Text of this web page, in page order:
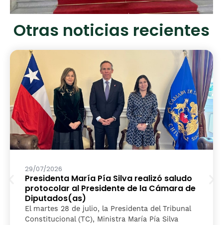
Otras noticias recientes
29/07/2026
Presidenta María Pía Silva realizó saludo
protocolar al Presidente de la Cámara de
Diputados(as)
El martes 28 de julio, la Presidenta del Tribunal
Constitucional (TC), Ministra María Pía Silva